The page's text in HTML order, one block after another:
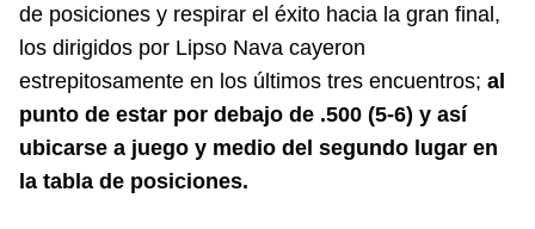
de posiciones y respirar el éxito hacia la gran final,
los dirigidos por Lipso Nava cayeron
estrepitosamente en los últimos tres encuentros; al
punto de estar por debajo de .500 (5-6) y así
ubicarse a juego y medio del segundo lugar en
la tabla de posiciones.